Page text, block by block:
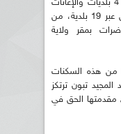
بتوزيع هذه الحصة السكنية التي تخص 4 بلديات والإعانات
الريفية لمواطنين قاطنين بمناطق الظل عبر 19 بلدية، من
بمقر ولاية
من هذه السكنات
تبون ترتكز
مقدمتها الحق في